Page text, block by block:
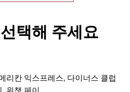
택해 주세요
리칸 익스프레스, 다이너스 클럽